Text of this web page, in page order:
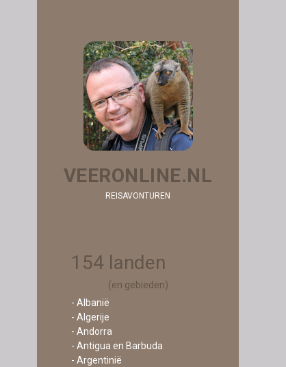
VEERONLINE.NL
REISAVONTUREN
154 landen
(en gebieden)
- Albanië
- Algerije
- Andorra
- Antigua en Barbuda
- Argentinië